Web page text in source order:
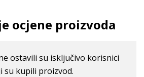
ocjene proizvoda
ostavili su isključivo korisnici
su kupili proizvod.